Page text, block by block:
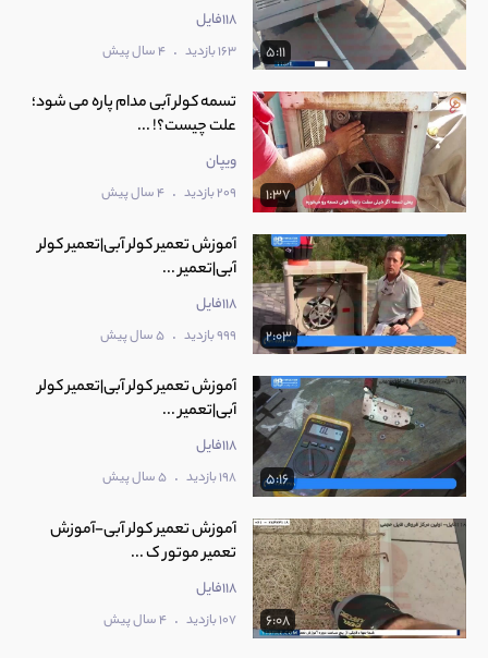
5:11
118فایل
163 بازدید . 4 سال پیش
1:37
تسمه کولر آبی مدام پاره می شود؛
علت چیست؟! ...
ویپان
209 بازدید . 4 سال پیش
2:03
آموزش تعمیر کولر آبی|تعمیر کولر
آبی|تعمیر ...
118فایل
999 بازدید . 5 سال پیش
5:16
آموزش تعمیر کولر آبی|تعمیر کولر
آبی|تعمیر ...
118فایل
198 بازدید . 5 سال پیش
6:08
آموزش تعمیر کولر آبی-آموزش
تعمیر موتور ک ...
118فایل
107 بازدید . 4 سال پیش